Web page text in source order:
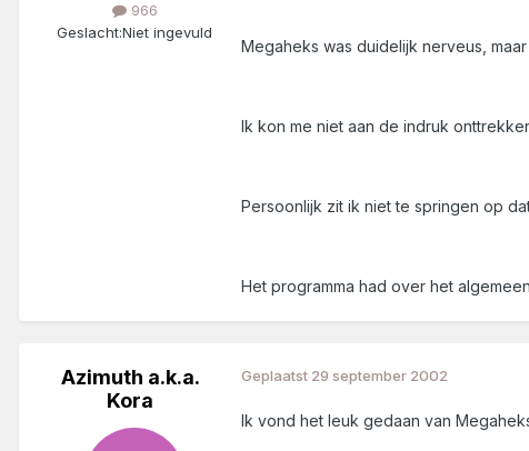
966
Geslacht:Niet ingevuld
Megaheks was duidelijk nerveus,
Ik kon me niet aan de indruk
Persoonlijk zit ik niet te springen op
Het programma had over het
Azimuth a.k.a.
Kora
Geplaatst 29 september 2002
Ik vond het leuk gedaan van